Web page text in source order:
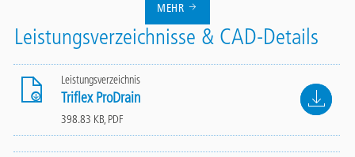
MEHR
Leistungsverzeichnisse & CAD-Details
Leistungsverzeichnis
Triflex ProDrain File
398.83 KB, PDF